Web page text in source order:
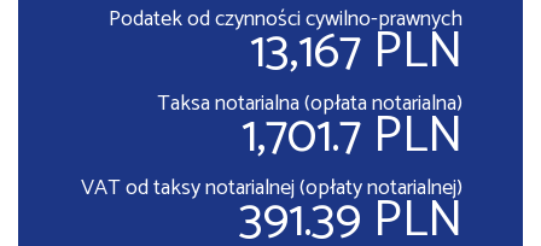
Podatek od czynności cywilno-prawnych
13,167 PLN
Taksa notarialna (opłata notarialna)
1,701.7 PLN
VAT od taksy notarialnej (opłaty notarialnej)
391.39 PLN